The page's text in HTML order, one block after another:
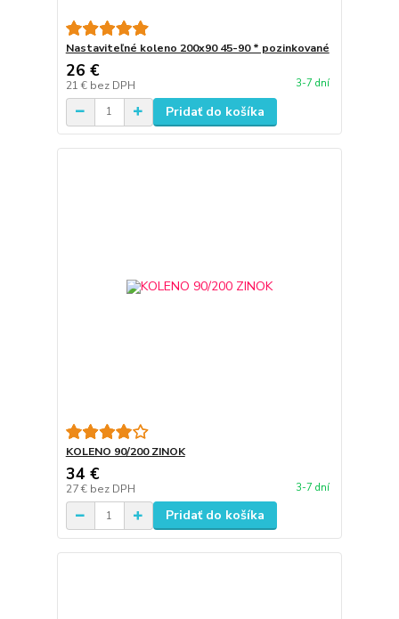
Nastaviteľné koleno 200x90 45-90 * pozinkované
26 €
21 € bez DPH 3-7 dní
Pridať do košíka
KOLENO 90/200 ZINOK
34 €
27 € bez DPH 3-7 dní
Pridať do košíka